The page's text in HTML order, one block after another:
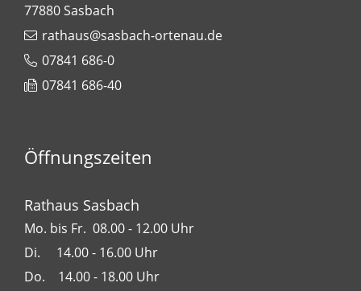
77880Sasbach
rathaus@sasbach-ortenau.de
07841 686-0
07841 686-40
Öffnungszeiten
Rathaus Sasbach
Mo. bis Fr. 08.00 - 12.00 Uhr
Di. 14.00 - 16.00 Uhr
Do. 14.00 - 18.00 Uhr